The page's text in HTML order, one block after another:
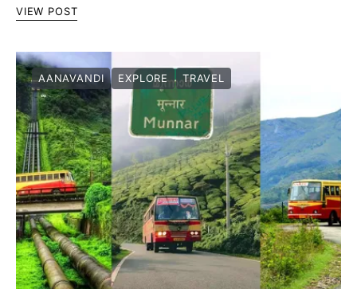
VIEW POST
AANAVANDI EXPLORE TRAVEL